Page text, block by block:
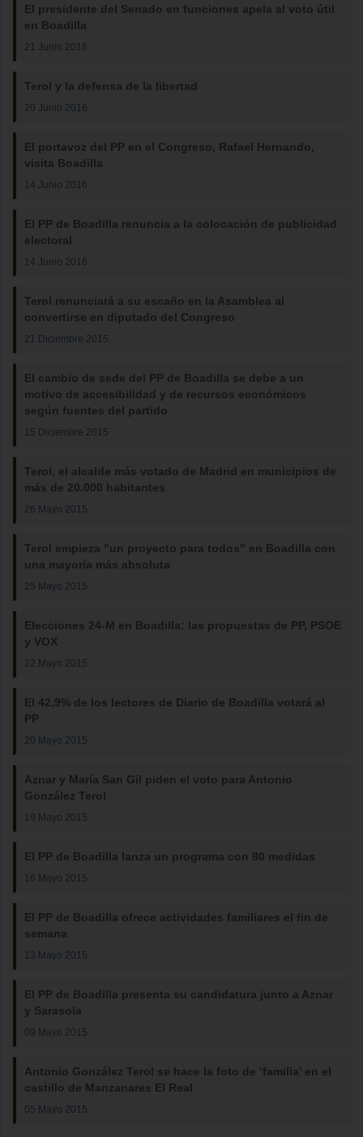
El presidente del Senado en funciones apela al voto útil
en Boadilla
21 Junio 2016
Terol y la defensa de la libertad
20 Junio 2016
El portavoz del PP en el Congreso, Rafael Hernando,
visita Boadilla
14 Junio 2016
El PP de Boadilla renuncia a la colocación de publicidad
electoral
14 Junio 2016
Terol renunciará a su escaño en la Asamblea al
convertirse en diputado del Congreso
21 Diciembre 2015
El cambio de sede del PP de Boadilla se debe a un
motivo de accesibilidad y de recursos económicos
según fuentes del partido
15 Diciembre 2015
Terol, el alcalde más votado de Madrid en municipios de
más de 20.000 habitantes
26 Mayo 2015
Terol empieza "un proyecto para todos" en Boadilla con
una mayoría más absoluta
25 Mayo 2015
Elecciones 24-M en Boadilla: las propuestas de PP, PSOE
y VOX
22 Mayo 2015
El 42,9% de los lectores de Diario de Boadilla votará al
PP
20 Mayo 2015
Aznar y María San Gil piden el voto para Antonio
González Terol
19 Mayo 2015
El PP de Boadilla lanza un programa con 80 medidas
16 Mayo 2015
El PP de Boadilla ofrece actividades familiares el fin de
semana
13 Mayo 2015
El PP de Boadilla presenta su candidatura junto a Aznar
y Sarasola
09 Mayo 2015
Antonio González Terol se hace la foto de ‘familia’ en el
castillo de Manzanares El Real
05 Mayo 2015